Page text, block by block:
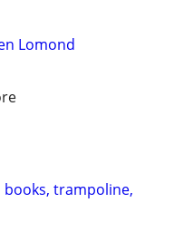
Lomond
books, trampoline,